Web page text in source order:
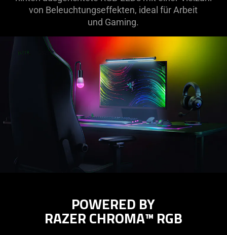
von Beleuchtungseffekten, ideal für Arbeit
und Gaming.
POWERED BY
RAZER CHROMA™ RGB